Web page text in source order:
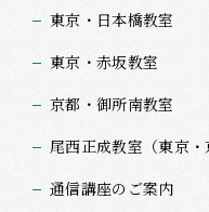
東京・日本橋教室
東京・赤坂教室
京都・御所南教室
尾西正成教室（東京・
通信講座のご案内